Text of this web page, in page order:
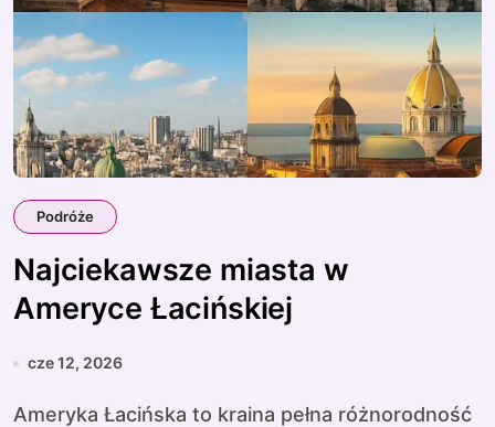
Podróże
Najciekawsze miasta w
Ameryce Łacińskiej
cze 12, 2026
Ameryka Łacińska to kraina pełna różnorodność